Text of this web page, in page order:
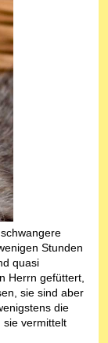
Stunden
quasi
Herrn gefüttert,
sie sind aber
die
sie vermittelt